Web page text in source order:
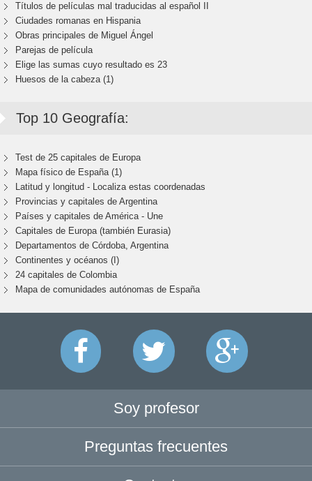
Títulos de películas mal traducidas al español II
Ciudades romanas en Hispania
Obras principales de Miguel Ángel
Parejas de película
Elige las sumas cuyo resultado es 23
Huesos de la cabeza (1)
Top 10 Geografía:
Test de 25 capitales de Europa
Mapa físico de España (1)
Latitud y longitud - Localiza estas coordenadas
Provincias y capitales de Argentina
Países y capitales de América - Une
Capitales de Europa (también Eurasia)
Departamentos de Córdoba, Argentina
Continentes y océanos (I)
24 capitales de Colombia
Mapa de comunidades autónomas de España
Soy profesor
Preguntas frecuentes